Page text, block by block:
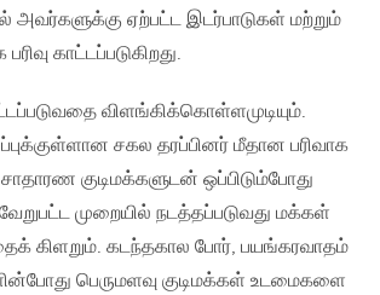
அவர்களுக்கு ஏற்பட்ட இடர்பாடுகள் மற்றும்
காட்டப்படுகிறது.
விளங்கிக்கொள்ளமுடியும்.
சகல தரப்பினர் மீதான பரிவாக
குடிமக்களுடன் ஒப்பிடும்போது
முறையில் நடத்தப்படுவது மக்கள்
கிளறும். கடந்தகால போர், பயங்கரவாதம்
பெருமளவு குடிமக்கள் உடமைகளை